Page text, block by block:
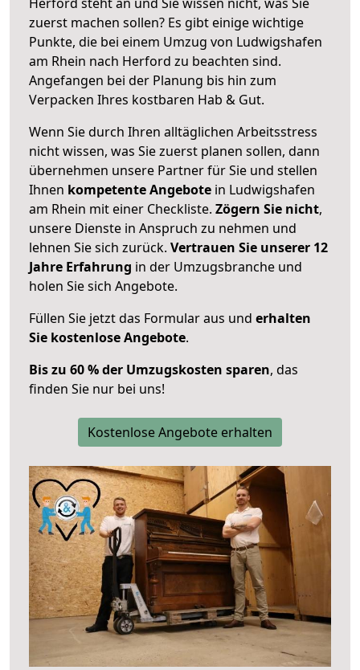
zuerst machen sollen? Es gibt einige wichtige
Punkte, die bei einem Umzug von Ludwigshafen
am Rhein nach Herford zu beachten sind.
Angefangen bei der Planung bis hin zum
Verpacken Ihres kostbaren Hab & Gut.
Wenn Sie durch Ihren alltäglichen Arbeitsstress
nicht wissen, was Sie zuerst planen sollen, dann
übernehmen unsere Partner für Sie und stellen
Ihnen kompetente Angebote in Ludwigshafen
am Rhein mit einer Checkliste. Zögern Sie nicht,
unsere Dienste in Anspruch zu nehmen und
lehnen Sie sich zurück. Vertrauen Sie unserer 12
Jahre Erfahrung in der Umzugsbranche und
holen Sie sich Angebote.
Füllen Sie jetzt das Formular aus und erhalten
Sie kostenlose Angebote.
Bis zu 60 % der Umzugskosten sparen, das
finden Sie nur bei uns!
Kostenlose Angebote erhalten